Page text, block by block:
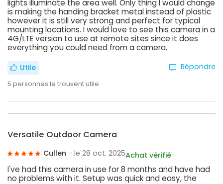
lights illuminate the area well. Only thing I would change
is making the handing bracket metal instead of plastic
however it is still very strong and perfect for typical
mounting locations. I would love to see this camera in a
4G/LTE version to use at remote sites since it does
everything you could need from a camera.
Utile
5 personnes le trouvent utile
Répondre
Versatile Outdoor Camera
Cullen - le 28 oct. 2025Achat vérifié
I've had this camera in use for 8 months and have had
no problems with it. Setup was quick and easy, the